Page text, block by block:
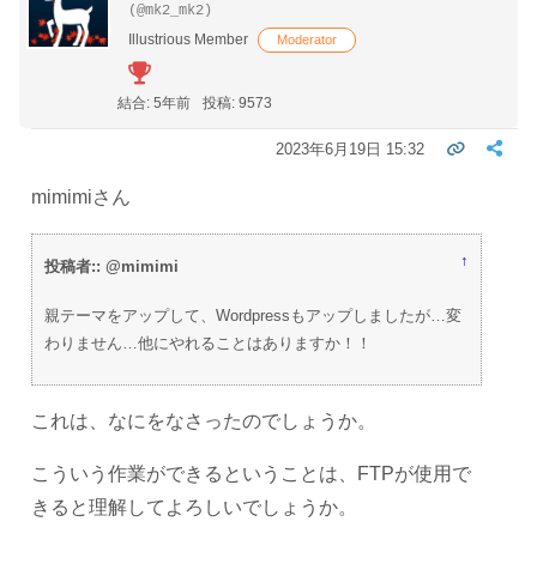
(@mk2_mk2)
Illustrious Member
Moderator
結合: 5年前 投稿: 9573
2023年6月19日 15:32
mimimiさん
投稿者:: @mimimi ↑
親テーマをアップして、Wordpressもアップしましたが…変
わりません…他にやれることはありますか！！
これは、なにをなさったのでしょうか。
こういう作業ができるということは、FTPが使用で
きると理解してよろしいでしょうか。